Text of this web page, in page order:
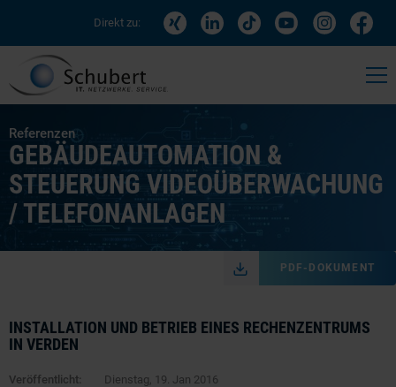
Direkt zu:
Referenzen
GEBÄUDEAUTOMATION &
STEUERUNG VIDEOÜBERWACHUNG
/ TELEFONANLAGEN
PDF-DOKUMENT
INSTALLATION UND BETRIEB EINES RECHENZENTRUMS
IN VERDEN
Veröffentlicht: Dienstag, 19. Jan 2016